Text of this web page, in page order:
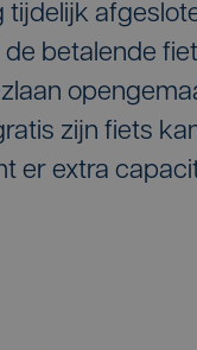
tijdelijk
betalende
zijn fiets
er extra